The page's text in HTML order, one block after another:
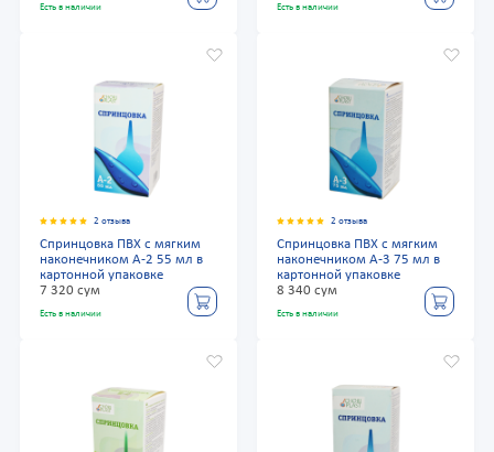
Есть в наличии Есть в наличии
2 отзыва
Спринцовка ПВХ с мягким
наконечником А-2 55 мл в
картонной упаковке
7 320 сум
Есть в наличии
2 отзыва
Спринцовка ПВХ с мягким
наконечником А-3 75 мл в
картонной упаковке
8 340 сум
Есть в наличии